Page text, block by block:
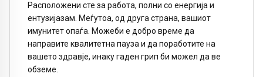
Расположени сте за работа, полни со енергија и
ентузијазам. Меѓутоа, од друга страна, вашиот
имунитет опаѓа. Можеби е добро време да
направите квалитетна пауза и да поработите на
вашето здравје, инаку гаден грип би можел да ве
обземе.